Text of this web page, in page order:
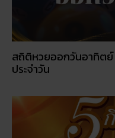
สถิติหวยออกวันอาทิตย์
ประจำวัน